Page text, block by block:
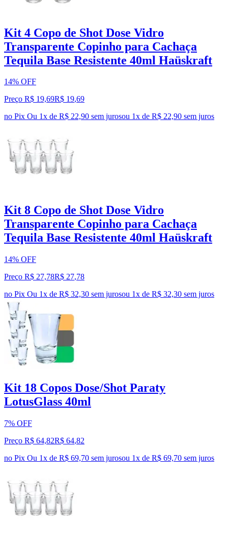
Kit 4 Copo de Shot Dose Vidro
Transparente Copinho para Cachaça
Tequila Base Resistente 40ml Haüskraft
14% OFF
Preço R$ 19,69R$ 19,69
no Pix Ou 1x de R$ 22,90 sem jurosou 1x de R$ 22,90 sem juros
Kit 8 Copo de Shot Dose Vidro
Transparente Copinho para Cachaça
Tequila Base Resistente 40ml Haüskraft
14% OFF
Preço R$ 27,78R$ 27,78
no Pix Ou 1x de R$ 32,30 sem jurosou 1x de R$ 32,30 sem juros
Kit 18 Copos Dose/Shot Paraty
LotusGlass 40ml
7% OFF
Preço R$ 64,82R$ 64,82
no Pix Ou 1x de R$ 69,70 sem jurosou 1x de R$ 69,70 sem juros